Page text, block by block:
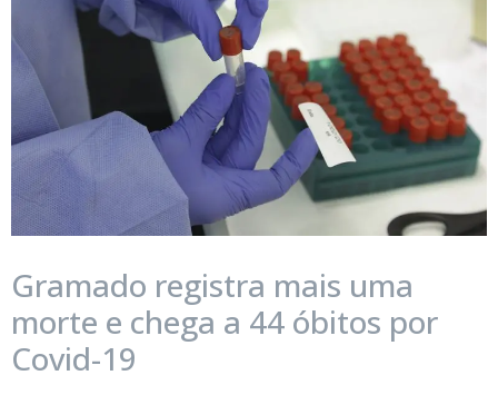
Gramado registra mais uma
morte e chega a 44 óbitos por
Covid-19